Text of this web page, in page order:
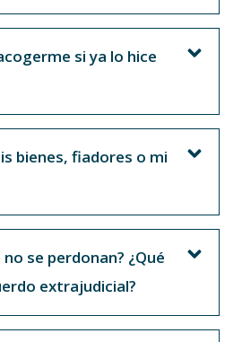
si ya lo hice
bienes, fiadores o mi
se perdonan? ¿Qué
extrajudicial?